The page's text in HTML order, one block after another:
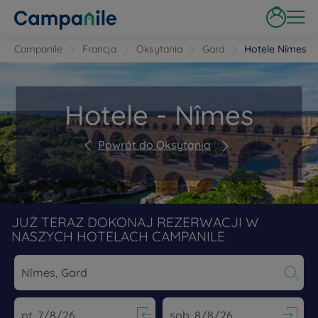
Campanile Francja Oksytania Gard Hotele Nîmes
Hotele - Nîmes
Powrót do Oksytania
JUŻ TERAZ DOKONAJ REZERWACJI W
NASZYCH HOTELACH CAMPANILE